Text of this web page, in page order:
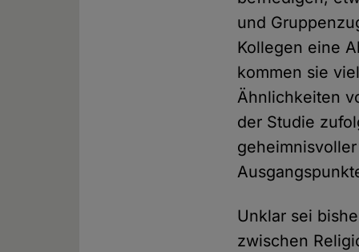
und
Kollegen eine
kommen sie
Ähnlichkeiten
der Studie
Unklar sei
zwischen